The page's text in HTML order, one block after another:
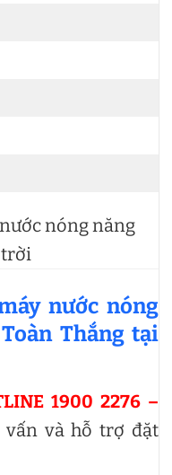
nóng năng
nước nóng
Thắng tại
1900 2276 –
và hỗ trợ đặt